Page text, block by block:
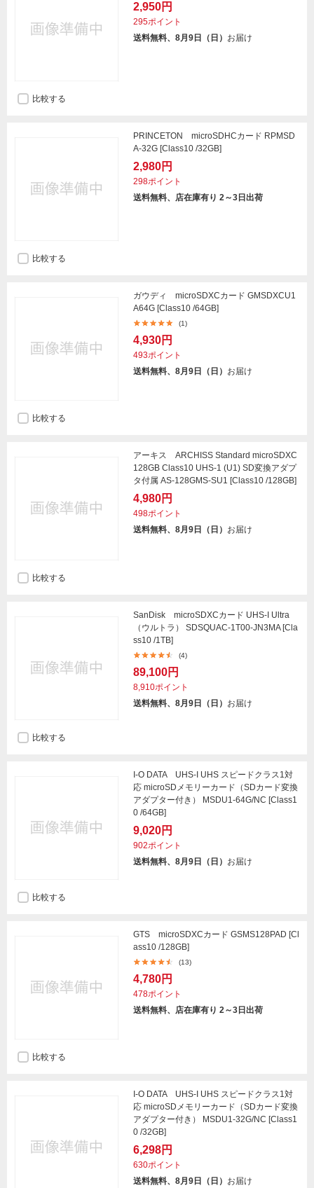
2,950円
295ポイント
送料無料、8月9日（日） お届け
比較する
PRINCETON microSDHCカード RPMSD
A-32G [Class10 /32GB]
2,980円
298ポイント
送料無料、店在庫有り 2～3日出荷
比較する
ガウディ microSDXCカード GMSDXCU1
A64G [Class10 /64GB]
(1)
4,930円
493ポイント
送料無料、8月9日（日） お届け
比較する
アーキス ARCHISS Standard microSDXC
128GB Class10 UHS-1 (U1) SD変換アダプ
タ付属 AS-128GMS-SU1 [Class10 /128GB]
4,980円
498ポイント
送料無料、8月9日（日） お届け
比較する
SanDisk microSDXCカード UHS-I Ultra
（ウルトラ） SDSQUAC-1T00-JN3MA [Cla
ss10 /1TB]
(4)
89,100円
8,910ポイント
送料無料、8月9日（日） お届け
比較する
I-O DATA UHS-I UHS スピードクラス1対
応 microSDメモリーカード（SDカード変換
アダプター付き） MSDU1-64G/NC [Class1
0 /64GB]
9,020円
902ポイント
送料無料、8月9日（日） お届け
比較する
GTS microSDXCカード GSMS128PAD [Cl
ass10 /128GB]
(13)
4,780円
478ポイント
送料無料、店在庫有り 2～3日出荷
比較する
I-O DATA UHS-I UHS スピードクラス1対
応 microSDメモリーカード（SDカード変換
アダプター付き） MSDU1-32G/NC [Class1
0 /32GB]
6,298円
630ポイント
送料無料、8月9日（日） お届け